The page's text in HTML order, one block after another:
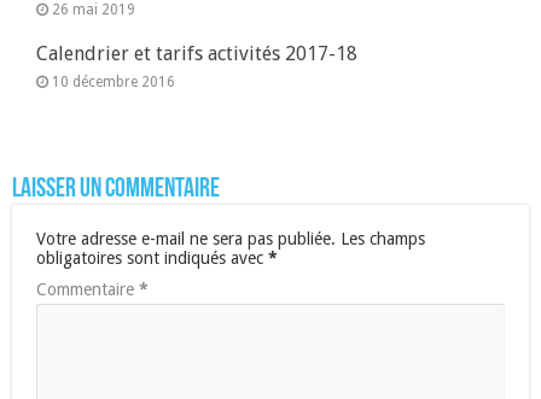
26 mai 2019
Calendrier et tarifs activités 2017-18
10 décembre 2016
Laisser un commentaire
Votre adresse e-mail ne sera pas publiée. Les champs
obligatoires sont indiqués avec *
Commentaire *